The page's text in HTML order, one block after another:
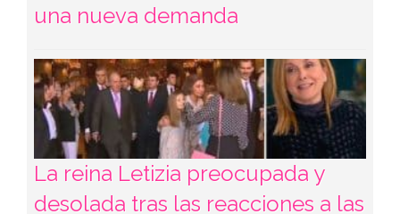
una nueva demanda
La reina Letizia preocupada y
desolada tras las reacciones a las